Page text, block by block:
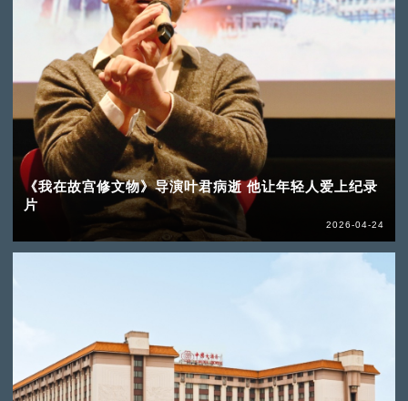
《我在故宫修文物》导演叶君病逝 他让年轻人爱上纪录
片
2026-04-24